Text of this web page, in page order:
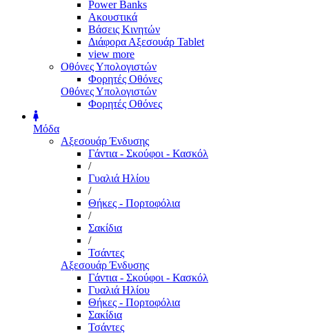
Power Banks
Ακουστικά
Βάσεις Κινητών
Διάφορα Αξεσουάρ Tablet
view more
Οθόνες Υπολογιστών
Φορητές Οθόνες
Οθόνες Υπολογιστών
Φορητές Οθόνες
Μόδα
Αξεσουάρ Ένδυσης
Γάντια - Σκούφοι - Κασκόλ
/
Γυαλιά Ηλίου
/
Θήκες - Πορτοφόλια
/
Σακίδια
/
Τσάντες
Αξεσουάρ Ένδυσης
Γάντια - Σκούφοι - Κασκόλ
Γυαλιά Ηλίου
Θήκες - Πορτοφόλια
Σακίδια
Τσάντες